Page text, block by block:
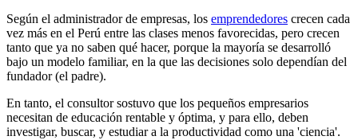
Según el administrador de empresas, los emprendedores crecen cada
vez más en el Perú entre las clases menos favorecidas, pero crecen
tanto que ya no saben qué hacer, porque la mayoría se desarrolló
bajo un modelo familiar, en la que las decisiones solo dependían del
fundador (el padre).
En tanto, el consultor sostuvo que los pequeños empresarios
necesitan de educación rentable y óptima, y para ello, deben
investigar, buscar, y estudiar a la productividad como una 'ciencia'.